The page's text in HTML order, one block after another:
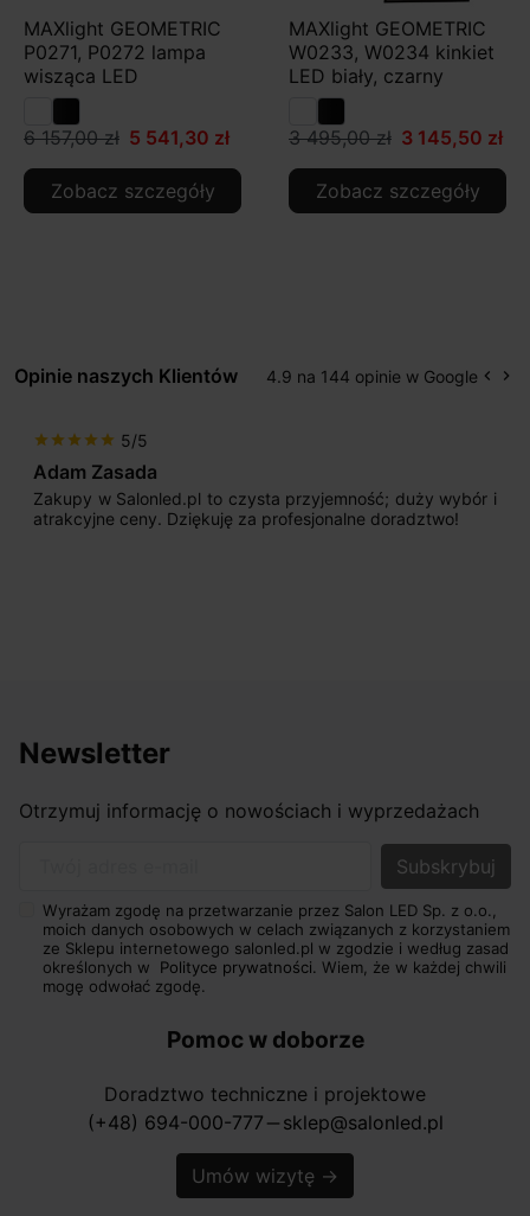
MAXlight GEOMETRIC
P0271, P0272 lampa
wisząca LED
6 157,00 zł 5 541,30 zł
Zobacz szczegóły
MAXlight GEOMETRIC
W0233, W0234 kinkiet
LED biały, czarny
3 495,00 zł 3 145,50 zł
Zobacz szczegóły
Opinie naszych Klientów 4.9 na 144 opinie w Google keyboard_arrow_left keyboard_arrow_right
star star star star star 5/5
Adam Zasada
Zakupy w Salonled.pl to czysta przyjemność; duży wybór i
atrakcyjne ceny. Dziękuję za profesjonalne doradztwo!
Newsletter
Otrzymuj informację o nowościach i wyprzedażach
Wyrażam zgodę na przetwarzanie przez Salon LED Sp. z o.o.,
moich danych osobowych w celach związanych z korzystaniem
ze Sklepu internetowego salonled.pl w zgodzie i według zasad
określonych w Polityce prywatności. Wiem, że w każdej chwili
mogę odwołać zgodę.
Pomoc w doborze
Doradztwo techniczne i projektowe
(+48) 694-000-777 horizontal_rule sklep@salonled.pl
Umów wizytę →